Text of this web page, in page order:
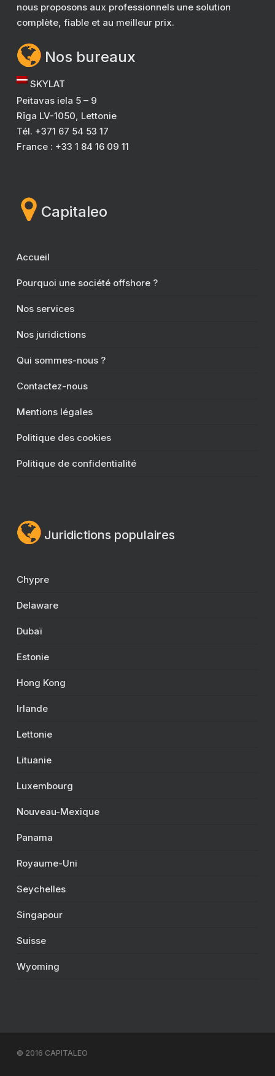
nous proposons aux professionnels une solution
complète, fiable et au meilleur prix.
Nos bureaux
SKYLAT
Peitavas iela 5 – 9
Rīga LV-1050, Lettonie
Tél. +371 67 54 53 17
France : +33 1 84 16 09 11
Capitaleo
Accueil
Pourquoi une société offshore ?
Nos services
Nos juridictions
Qui sommes-nous ?
Contactez-nous
Mentions légales
Politique des cookies
Politique de confidentialité
Juridictions populaires
Chypre
Delaware
Dubaï
Estonie
Hong Kong
Irlande
Lettonie
Lituanie
Luxembourg
Nouveau-Mexique
Panama
Royaume-Uni
Seychelles
Singapour
Suisse
Wyoming
© 2016 CAPITALEO